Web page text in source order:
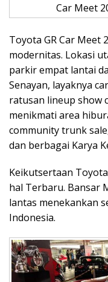
Car Meet
Toyota GR Car Meet
modernitas. Lokasi
parkir empat lantai
Senayan, layaknya
ratusan lineup show
menikmati area
community trunk
dan berbagai Karya
Keikutsertaan
hal Terbaru. Bansar
lantas menekankan
Indonesia.